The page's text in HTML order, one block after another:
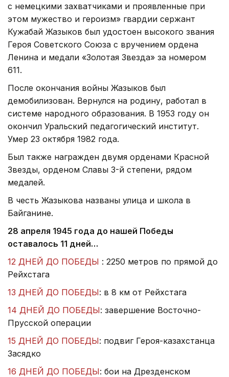
с немецкими захватчиками и проявленные при
этом мужество и героизм» гвардии сержант
Кужабай Жазыков был удостоен высокого звания
Героя Советского Союза с вручением ордена
Ленина и медали «Золотая Звезда» за номером
611.
После окончания войны Жазыков был
демобилизован. Вернулся на родину, работал в
системе народного образования. В 1953 году он
окончил Уральский педагогический институт.
Умер 23 октября 1982 года.
Был также награжден двумя орденами Красной
Звезды, орденом Славы 3-й степени, рядом
медалей.
В честь Жазыкова названы улица и школа в
Байганине.
28 апреля 1945 года до нашей Победы
оставалось 11 дней…
12 ДНЕЙ ДО ПОБЕДЫ : 2250 метров по прямой до
Рейхстага
13 ДНЕЙ ДО ПОБЕДЫ: в 8 км от Рейхстага
14 ДНЕЙ ДО ПОБЕДЫ: завершение Восточно-
Прусской операции
15 ДНЕЙ ДО ПОБЕДЫ: подвиг Героя-казахстанца
Засядко
16 ДНЕЙ ДО ПОБЕДЫ: бои на Дрезденском